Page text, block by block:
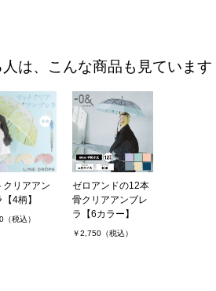
は、こんな商品も見ています
クリアアン
4柄】
（税込）
ゼロアンドの12本
骨クリアアンブレ
ラ【6カラー】
￥2,750（税込）